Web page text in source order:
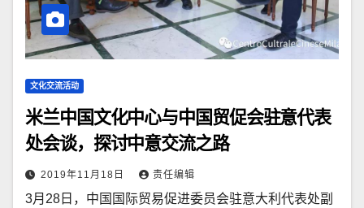
文化交流活动
米兰中国文化中心与中国贸促会驻意代表
处会谈，探讨中意交流之路
2019年11月18日 责任编辑
3月28日，中国国际贸易促进委员会驻意大利代表处副